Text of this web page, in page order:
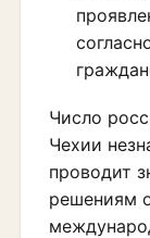
Число
Чехии
проводит
решениям